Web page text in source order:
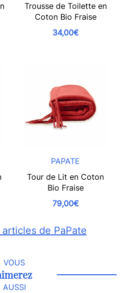
Trousse de Toilette en
Coton Bio Fraise
34,00€
PAPATE
Tour de Lit en Coton
Bio Fraise
79,00€
de PaPate
VOUS
AUSSI